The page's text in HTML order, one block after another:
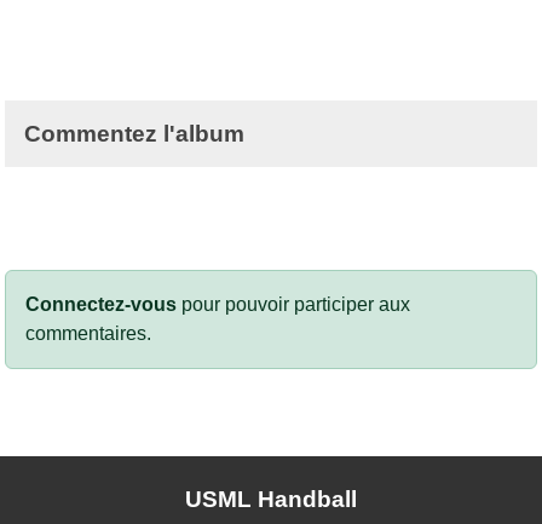
Commentez l'album
Connectez-vous pour pouvoir participer aux
commentaires.
USML Handball